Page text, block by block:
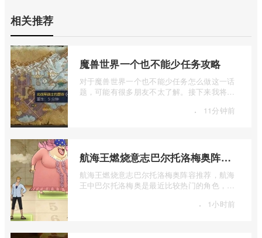
相关推荐
魔兽世界一个也不能少任务攻略
对于魔兽世界一个也不能少任务怎么做这一话
题，可能有很多朋友不太了解。接下来我将为
· 11分钟前
航海王燃烧意志巴尔托洛梅奥阵容推荐
航海王燃烧意志巴尔托洛梅奥阵容推荐，航海
王中巴尔托洛梅奥是最近比较热门的角色，很
· 1小时前